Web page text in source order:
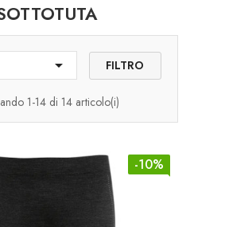
 FILTRO
1-14 di 14 articolo(i)
-10%